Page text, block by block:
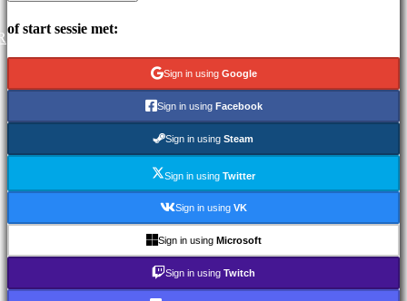
Strategiespellen
Adventuregames
MMO-
RPG-
Sportspellen
Racing
Casual
Indie
Simulation
of start sessie met:
Sign in using Google
Sign in using Facebook
Sign in using Steam
Sign in usingTwitter
Sign in using VK
Sign in using Microsoft
Sign in using Twitch